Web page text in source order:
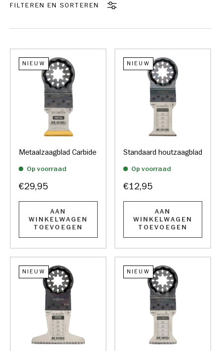
FILTEREN EN SORTEREN
NIEUW
Metaalzaagblad Carbide
Op voorraad
€29,95
AAN
WINKELWAGEN
TOEVOEGEN
NIEUW
Standaard houtzaagblad
Op voorraad
€12,95
AAN
WINKELWAGEN
TOEVOEGEN
NIEUW NIEUW